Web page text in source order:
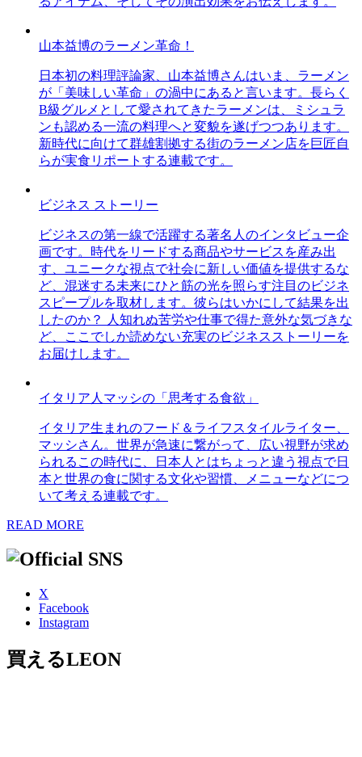
山本益博のラーメン革命！
日本初の料理評論家、山本益博さんはいま、ラーメン
が「美味しい革命」の渦中にあると言います。長らく
B級グルメとして愛されてきたラーメンは、ミシュラ
ンも認める一流の料理へと変貌を遂げつつあります。
新時代に向けて群雄割拠する街のラーメン店を巨匠自
らが実食リポートする連載です。
ビジネス ストーリー
ビジネスの第一線で活躍する著名人のインタビュー企
画です。時代をリードする商品やサービスを産み出
す、ユニークな視点で社会に新しい価値を提供するな
ど、混迷する未来にひと筋の光を照らす注目のビジネ
スピープルを取材します。彼らはいかにして結果を出
したのか？ 人知れぬ苦労や仕事で得た意外な気づきな
ど、ここでしか読めない充実のビジネスストーリーを
お届けします。
イタリア人マッシの「思考する食欲」
イタリア生まれのフード＆ライフスタイルライター、
マッシさん。世界が急速に繋がって、広い視野が求め
られるこの時代に、日本人とはちょっと違う視点で日
本と世界の食に関する文化や習慣、メニューなどにつ
いて考える連載です。
READ MORE
X
Facebook
Instagram
買えるLEON